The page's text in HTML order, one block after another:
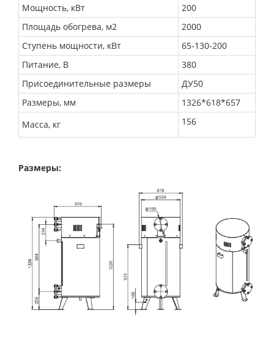
Мощность, кВт
200
Площадь обогрева, м2
2000
Ступень мощности, кВт
65-130-200
Питание, В
380
Присоединительные размеры
ДУ50
Размеры, мм
1326*618*657
Масса, кг
156
Размеры: